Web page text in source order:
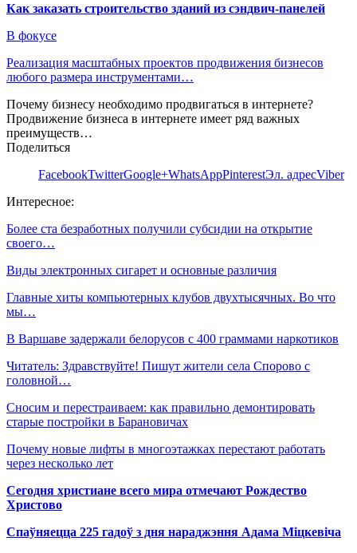
Как заказать строительство зданий из сэндвич-панелей
В фокусе
Реализация масштабных проектов продвижения бизнесов
любого размера инструментами…
Почему бизнесу необходимо продвигаться в интернете?
Продвижение бизнеса в интернете имеет ряд важных
преимуществ…
Поделиться
FacebookTwitterGoogle+WhatsAppPinterestЭл. адресViber
Интересное:
Более ста безработных получили субсидии на открытие
своего…
Виды электронных сигарет и основные различия
Главные хиты компьютерных клубов двухтысячных. Во что
мы…
В Варшаве задержали белорусов с 400 граммами наркотиков
Читатель: Здравствуйте! Пишут жители села Спорово с
головной…
Сносим и перестраиваем: как правильно демонтировать
старые постройки в Барановичах
Почему новые лифты в многоэтажках перестают работать
через несколько лет
Сегодня христиане всего мира отмечают Рождество
Христово
Спаўняецца 225 гадоў з дня нараджэння Адама Міцкевіча